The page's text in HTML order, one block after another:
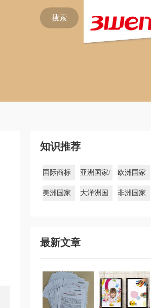
搜索
知识推荐
国际商标
注册
亚洲国家/
地区商标
欧洲国家
商标
美洲国家
大洋洲国
非洲国家
最新文章